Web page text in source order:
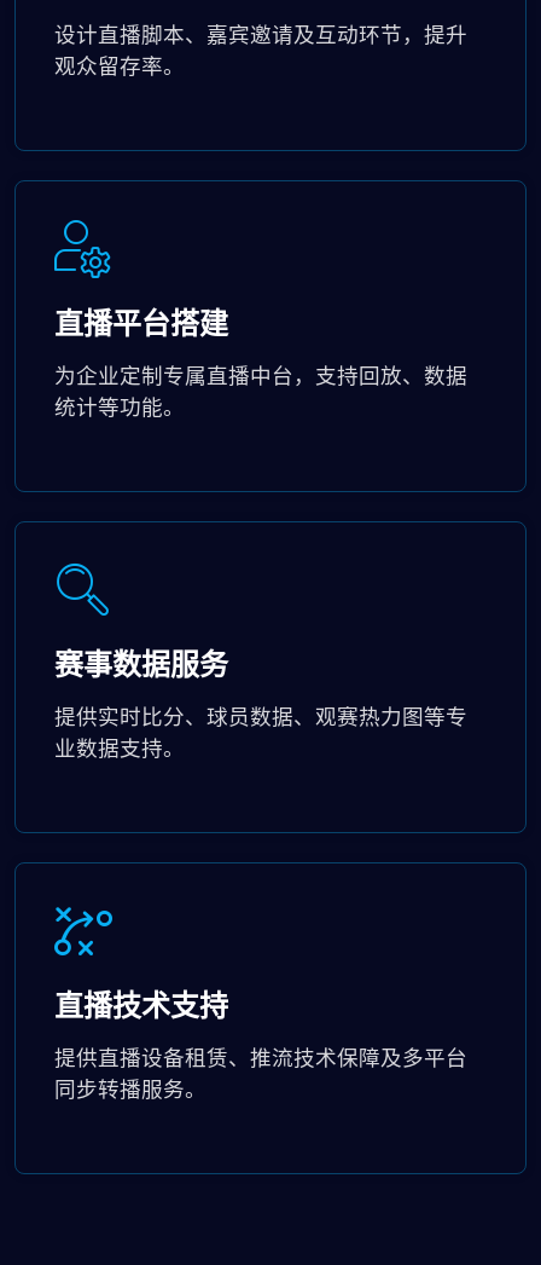
设计直播脚本、嘉宾邀请及互动环节，提升
观众留存率。
直播平台搭建
为企业定制专属直播中台，支持回放、数据
统计等功能。
赛事数据服务
提供实时比分、球员数据、观赛热力图等专
业数据支持。
直播技术支持
提供直播设备租赁、推流技术保障及多平台
同步转播服务。